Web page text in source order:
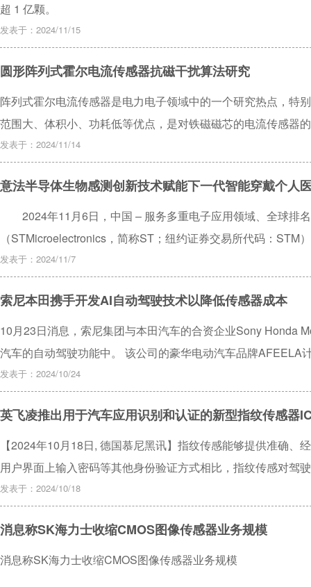
超 1 亿颗。
发表于：2024/11/15
圆形阵列式霍尔电流传感器抗磁干扰算法研究
阵列式霍尔电流传感器是电力电子领域中的一个研究热点，特
范围大、体积小、功耗低等优点，是对铁磁磁芯的电流传感器
子、配电系统等场所内，导体排布密集，外部磁场很容易进入
种抗磁干扰算法来解决这一问题，采用构造超越方程的方法，
干扰电流，并通过数值模拟、有限元分析和室内实验对该算法
影响下，误差在3.5%以内，验证了构造的圆形传感器阵列及抗
发表于：2024/11/14
意法半导体生物感测创新技术赋能下一代智能穿戴个人
2024年11月6日，中国 – 服务多重电子应用领域、全球排
（STMicroelectronics，简称ST；纽约证券交易所代码：STM
智能戒指、智能眼镜等下一代智能穿戴医疗设备的生物传感器
输入与意法半导体的经过市场检验的惯性传感器和AI核心。其
踪更快，功耗更低。
发表于：2024/11/7
索尼本田携手开发AI自动驾驶技术以降低传感器成本
10月23日消息，索尼集团与本田汽车的合资企业Sony Honda
汽车的自动驾驶功能中。 该公司的豪华电动汽车品牌AFEELA
AI驱动的自动驾驶技术。
发表于：2024/10/24
英飞凌推出用于汽车应用识别和认证的新型指纹传感器
【2024年10月18日, 德国慕尼黑讯】指纹传感能够提供准确
用户界面上输入密码等其他身份验证方式相比，指纹传感对驾
功能已成为汽车行业的发展趋势。为了满足这一需求，英飞凌
IFNNY）推出新型车规级指纹传感器IC CYFP10020A00 和
发表于：2024/10/18
消息称SK海力士收缩CMOS图像传感器业务规模
消息称SK海力士收缩CMOS图像传感器业务规模